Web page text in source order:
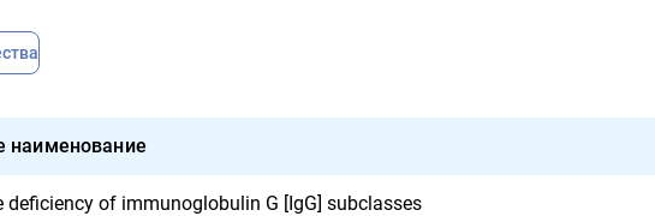
наименование
deficiency of immunoglobulin G [IgG] subclasses